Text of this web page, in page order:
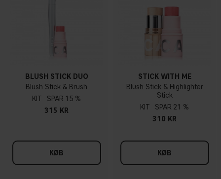
BLUSH STICK DUO
Blush Stick & Brush
KIT
15 %
315 KR
KØB
STICK WITH ME
Blush Stick & Highlighter
Stick
KIT
21 %
310 KR
KØB